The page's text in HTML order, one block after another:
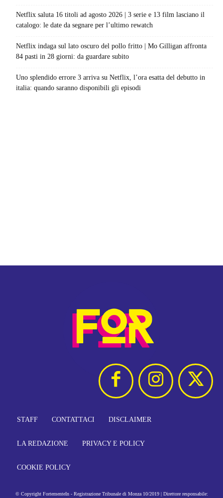
Netflix saluta 16 titoli ad agosto 2026 | 3 serie e 13 film lasciano il
catalogo: le date da segnare per l’ultimo rewatch
Netflix indaga sul lato oscuro del pollo fritto | Mo Gilligan affronta
84 pasti in 28 giorni: da guardare subito
Uno splendido errore 3 arriva su Netflix, l’ora esatta del debutto in
italia: quando saranno disponibili gli episodi
STAFF CONTATTACI DISCLAIMER
LA REDAZIONE PRIVACY E POLICY
COOKIE POLICY
© Copyright FortementeIn - Registrazione Tribunale di Monza 10/2019 | Direttore responsabile: